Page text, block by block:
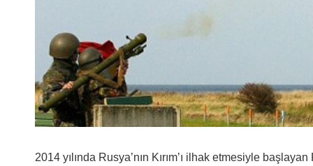
2014 yılında Rusya’nın Kırım’ı ilhak etmesiyle